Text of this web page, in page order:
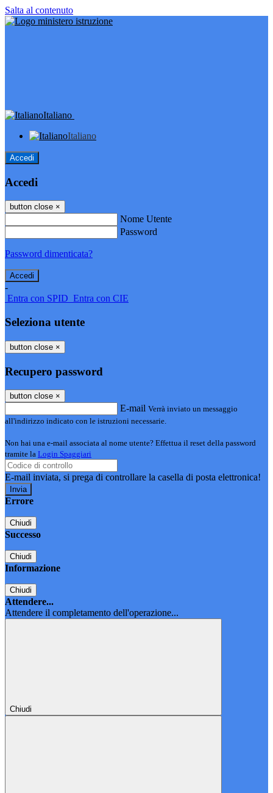
Salta al contenuto
Italiano
Italiano
Accedi
Accedi
button close ×
Nome Utente
Password
Password dimenticata?
-
Entra con SPID Entra con CIE
Seleziona utente
button close ×
Recupero password
button close ×
E-mail Verrà inviato un messaggio
all'indirizzo indicato con le istruzioni necessarie.
Non hai una e-mail associata al nome utente? Effettua il reset della password
tramite la Login Spaggiari
E-mail inviata, si prega di controllare la casella di posta elettronica!
Errore
Chiudi
Successo
Chiudi
Informazione
Chiudi
Attendere...
Attendere il completamento dell'operazione...
Chiudi